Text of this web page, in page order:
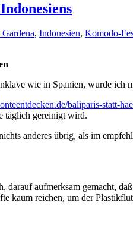
, Indonesien, Komodo-
wie in Spanien, wurde ich
baliparis-statt-
täglich gereinigt wird.
anderes übrig, als im
aufmerksam gemacht,
kaum reichen, um der